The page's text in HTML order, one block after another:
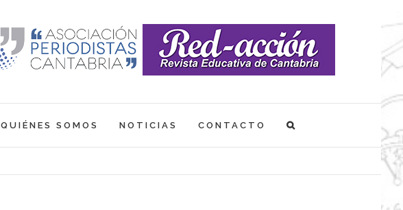
QUIÉNES SOMOS NOTICIAS CONTACTO